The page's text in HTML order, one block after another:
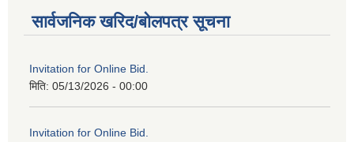
सार्वजनिक खरिद/बोलपत्र सूचना
Invitation for Online Bid.
मिति: 05/13/2026 - 00:00
Invitation for Online Bid.